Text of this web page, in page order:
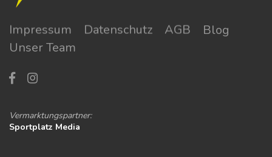
Impressum Datenschutz AGB
Blog
Unser Team
Vermarktungspartner:
Sportplatz Media